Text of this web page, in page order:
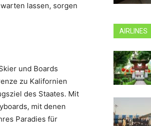
lassen, sorgen
und Boards
zu Kalifornien
des Staates. Mit
mit denen
Paradies für
AIRLINES